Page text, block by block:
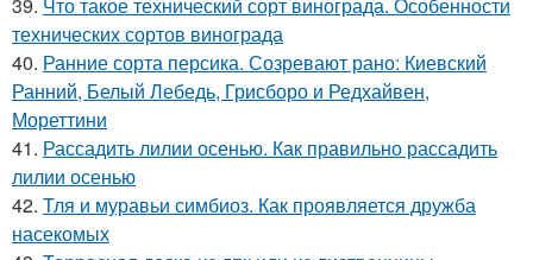
технических сортов винограда
40. Ранние сорта персика. Созревают рано: Киевский
Ранний, Белый Лебедь, Грисборо и Редхайвен,
Мореттини
41. Рассадить лилии осенью. Как правильно рассадить
лилии осенью
42. Тля и муравьи симбиоз. Как проявляется дружба
насекомых